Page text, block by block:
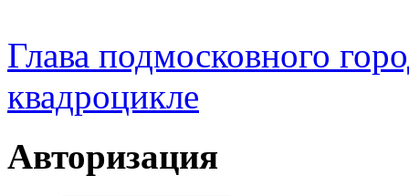
Глава подмосковного
квадроцикле
Авторизация